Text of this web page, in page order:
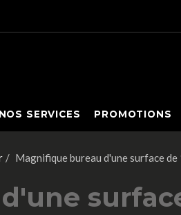
NOS SERVICES PROMOTIONS
Magnifique bureau d'une surface de